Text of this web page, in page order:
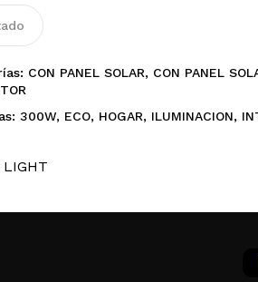
CON PANEL SOLAR, CON PANEL
300W, ECO, HOGAR, ILUMINACION,
LIGHT